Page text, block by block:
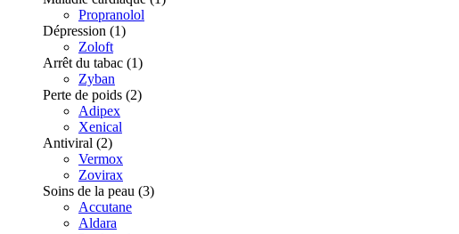
Propranolol
Dépression (1)
Zoloft
Arrêt du tabac (1)
Zyban
Perte de poids (2)
Adipex
Xenical
Antiviral (2)
Vermox
Zovirax
Soins de la peau (3)
Accutane
Aldara